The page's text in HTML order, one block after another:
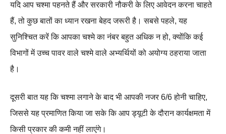
यदि आप चश्मा पहनते हैं और सरकारी नौकरी के लिए आवेदन करना चाहते
हैं, तो कुछ बातों का ध्यान रखना बेहद जरूरी है। सबसे पहले, यह
सुनिश्चित करें कि आपका चश्मे का नंबर बहुत अधिक न हो, क्योंकि कई
विभागों में उच्च पावर वाले चश्मे वाले अभ्यर्थियों को अयोग्य ठहराया जाता
है।
दूसरी बात यह कि चश्मा लगाने के बाद भी आपकी नजर 6/6 होनी चाहिए,
जिससे यह प्रमाणित किया जा सके कि आप ड्यूटी के दौरान कार्यक्षमता में
किसी प्रकार की कमी नहीं लाएंगे।